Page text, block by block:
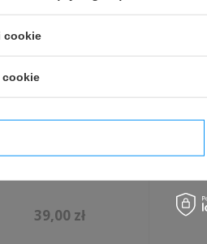
ROA z guzikami
39,00 zł
cookie
cookie